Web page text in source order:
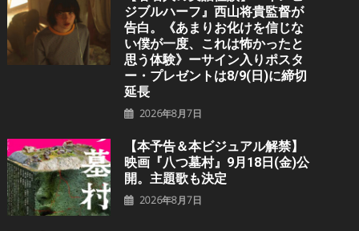
ジブルハーフ』⻄⼭将貴監督が
告白。《あまりお化けを信じな
い僕が一度、これは怖かったと
思う体験》ーサイン入りポスタ
ー・プレゼントは8/9(日)に締切
延長
2026年8月7日
【本予告＆本ビジュアル解禁】
映画『八つ墓村』9月18日(金)公
開。主題歌も決定
2026年8月7日